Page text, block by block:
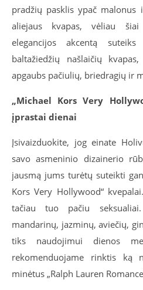
pradžių pasklis ypač
aliejaus kvapas, vėliau šiai
elegancijos akcentą
baltažiedžių našlaičių
apgaubs pačiulių, briedragių ir
„Michael Kors Very
įprastai dienai
Įsivaizduokite, jog einate
savo asmeninio dizainerio
jausmą jums turėtų suteikti
Kors Very Hollywood“
tačiau tuo pačiu
mandarinų, jazminų, aviečių,
tiks naudojimui dienos
rekomenduojame rinktis ką
minėtus „Ralph Lauren